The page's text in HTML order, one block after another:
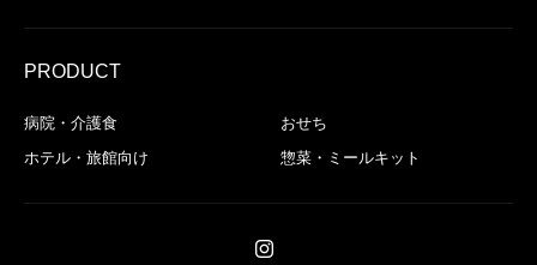
PRODUCT
病院・介護食
おせち
ホテル・旅館向け
惣菜・ミールキット